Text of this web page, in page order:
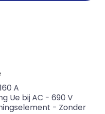
160 A
Ue bij AC - 690 V
- Zonder